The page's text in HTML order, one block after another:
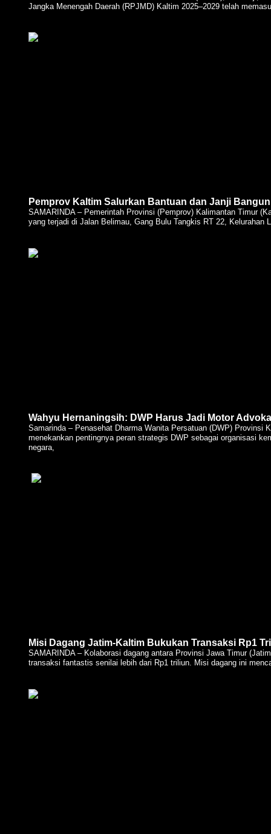
Jangka Menengah Daerah (RPJMD) Kaltim 2025–2029 telah
Pemprov Kaltim Salurkan Bantuan dan Janji
SAMARINDA – Pemerintah Provinsi (Pemprov) Kalimantan Timur
yang terjadi di Jalan Belimau, Gang Bulu Tangkis RT 22, Kelurahan
Wahyu Hernaningsih: DWP Harus Jadi Motor
Samarinda – Penasehat Dharma Wanita Persatuan (DWP) Provinsi
menekankan pentingnya peran strategis DWP sebagai organisasi
negara,
Misi Dagang Jatim-Kaltim Bukukan Transaksi Rp1
SAMARINDA – Kolaborasi dagang antara Provinsi Jawa Timur
transaksi fantastis senilai lebih dari Rp1 triliun. Misi dagang ini